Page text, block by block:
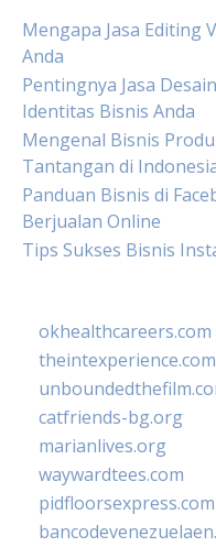
Mengapa Jasa Editing
Anda
Pentingnya Jasa
Identitas Bisnis Anda
Mengenal Bisnis
Tantangan di
Panduan Bisnis di
Berjualan Online
Tips Sukses Bisnis
okhealthcareers.com
theintexperience.com
catfriends-bg.org
marianlives.org
waywardtees.com
pidfloorsexpress.com